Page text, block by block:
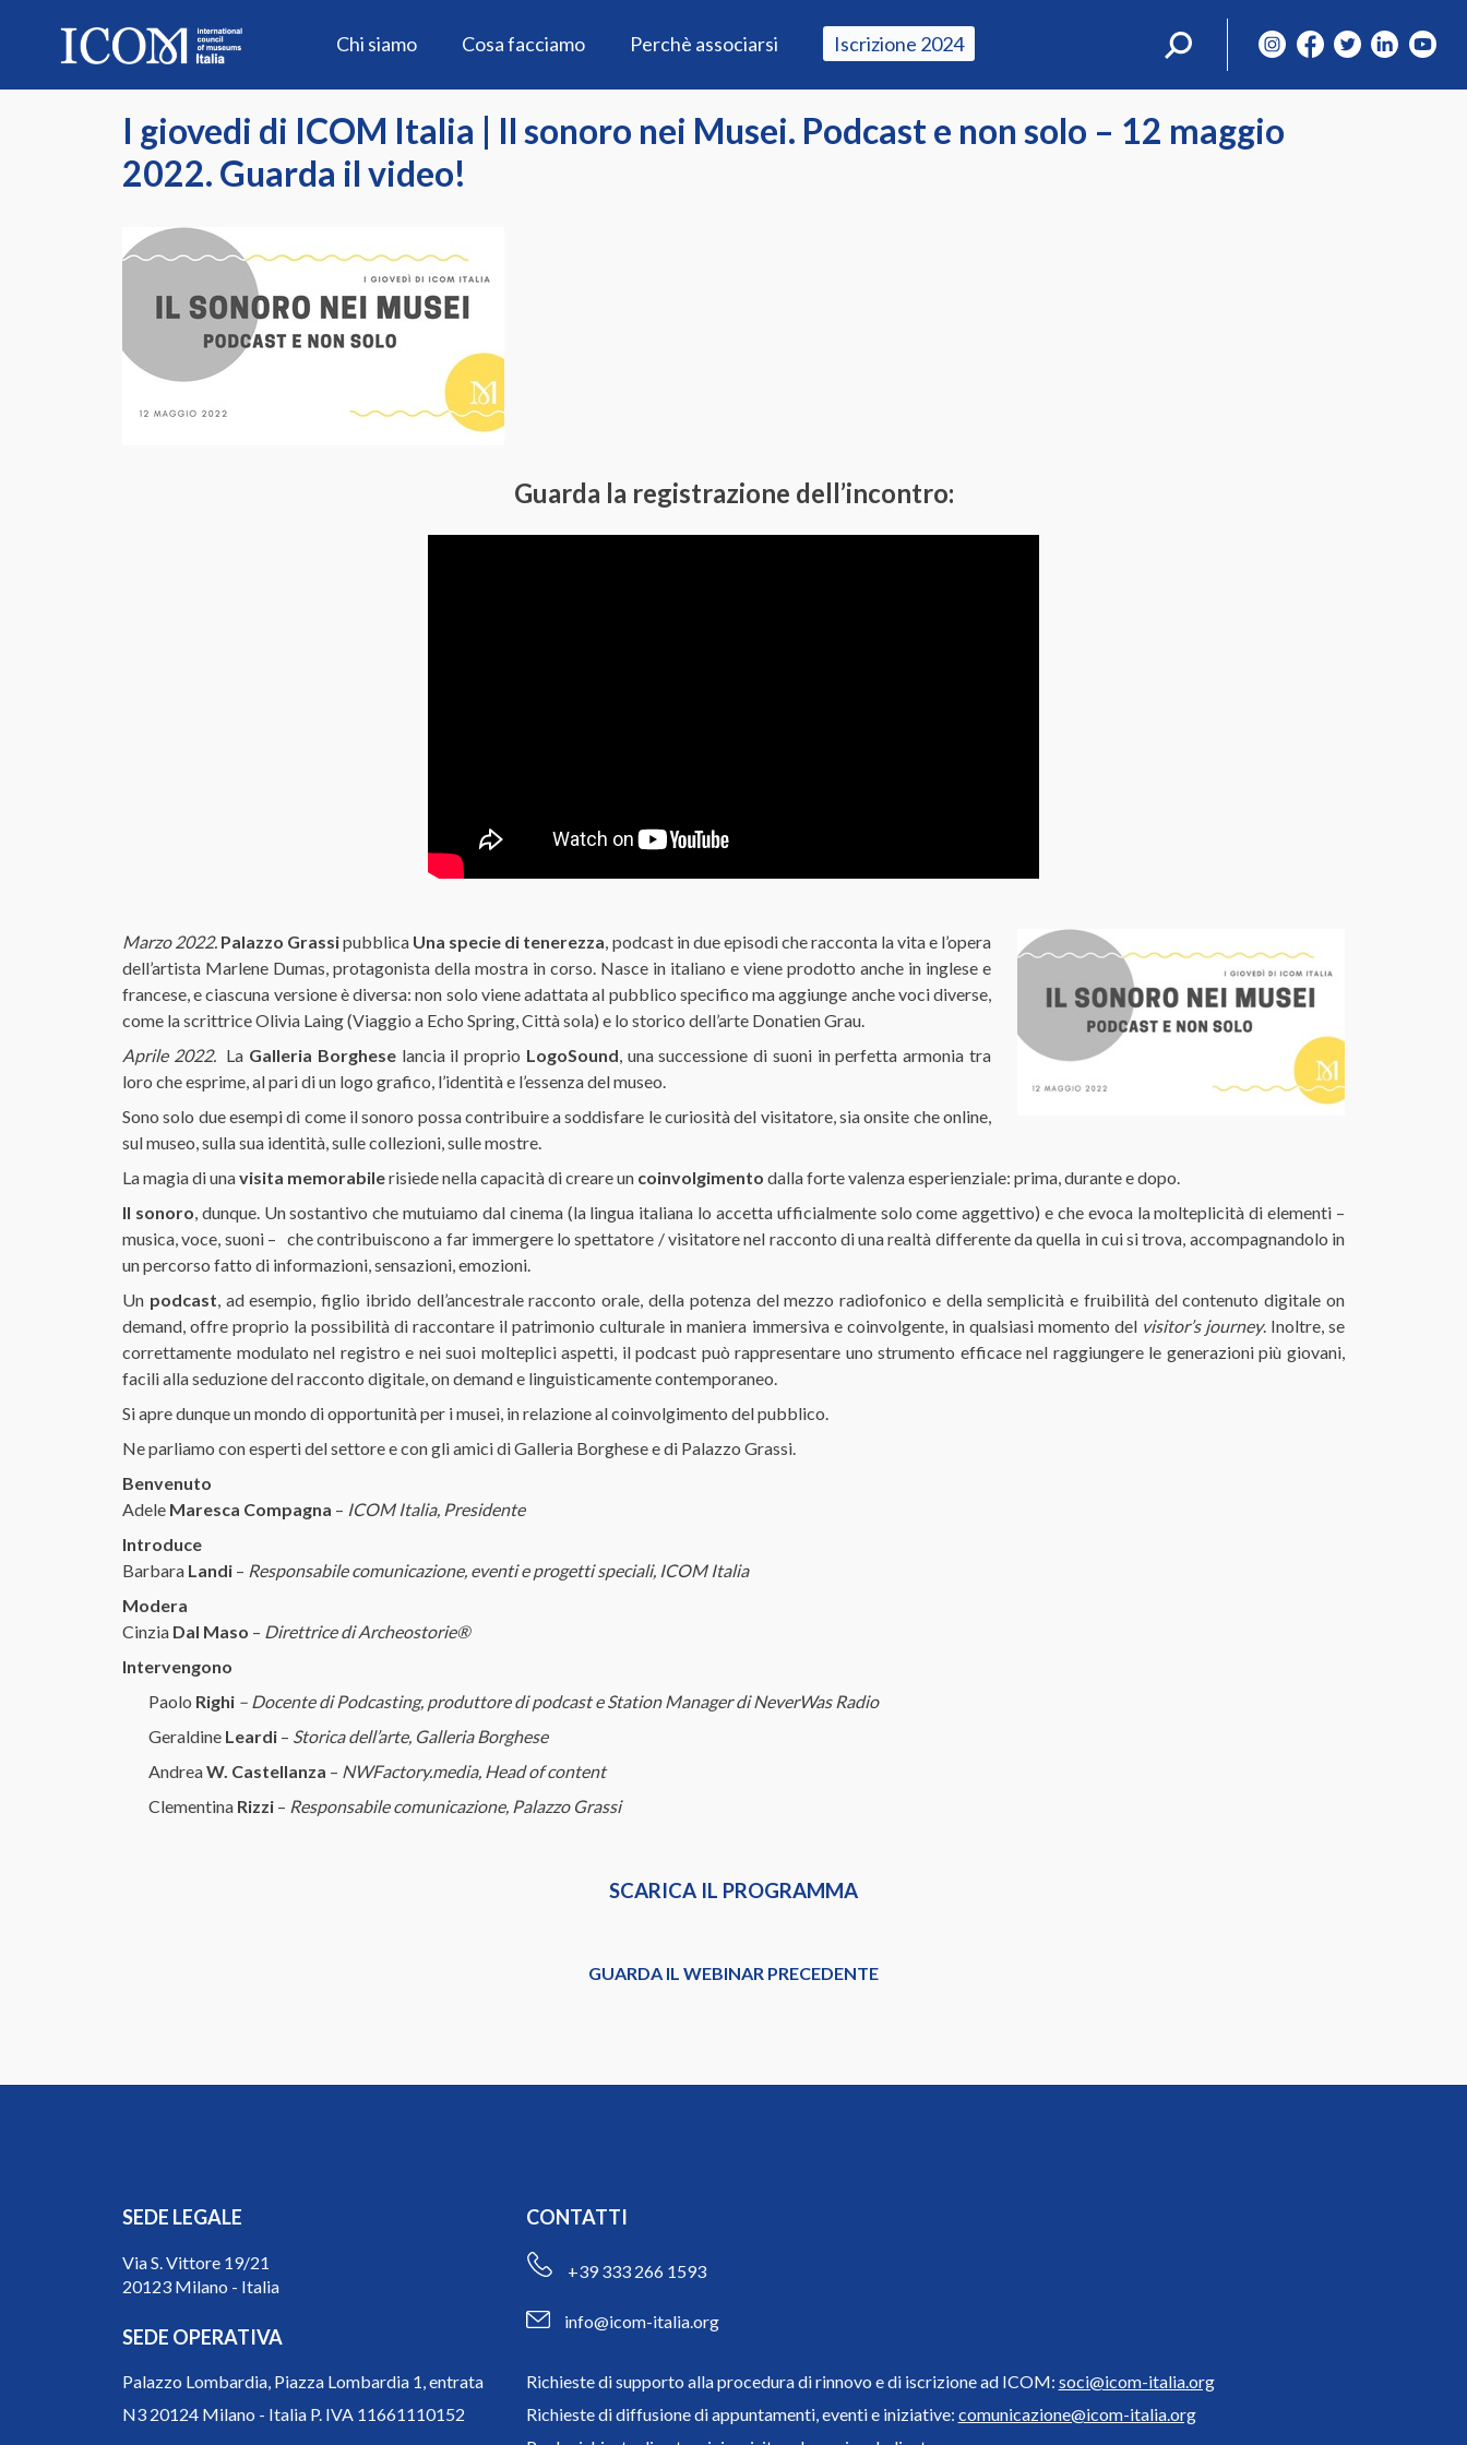
Chi siamo Cosa facciamo Perchè associarsi Iscrizione 2024
Ricerca
I giovedi di ICOM Italia | Il sonoro nei Musei. Podcast e non solo – 12 maggio
2022. Guarda il video!
Guarda la registrazione dell’incontro:
Marzo 2022. Palazzo Grassipubblica Una specie di tenerezza, podcast in due episodi che racconta la vita e l’opera
dell’artista Marlene Dumas, protagonista della mostra in corso. Nasce in italiano e viene prodotto anche in inglese e
francese, e ciascuna versione è diversa: non solo viene adattata al pubblico specifico ma aggiunge anche voci diverse,
come la scrittrice Olivia Laing (Viaggio a Echo Spring, Città sola) e lo storico dell’arte Donatien Grau.
Aprile 2022. La Galleria Borgheselancia il proprio LogoSound, una successione di suoni in perfetta armonia tra
loro che esprime, al pari di un logo grafico, l’identità e l’essenza del museo.
Sono solo due esempi di come il sonoro possa contribuire a soddisfare le curiosità del visitatore, sia onsite che online,
sul museo, sulla sua identità, sulle collezioni, sulle mostre.
La magia di unavisita memorabilerisiede nella capacità di creare un coinvolgimento dalla forte valenza esperienziale: prima, durante e dopo.
Il sonoro, dunque. Un sostantivo che mutuiamo dal cinema (la lingua italiana lo accetta ufficialmente solo come aggettivo) e che evoca la molteplicità di elementi –
musica, voce, suoni – che contribuiscono a far immergere lo spettatore / visitatore nel racconto di una realtà differente da quella in cui si trova, accompagnandolo in
un percorso fatto di informazioni, sensazioni, emozioni.
Un podcast, ad esempio, figlio ibrido dell’ancestrale racconto orale, della potenza del mezzo radiofonico e della semplicità e fruibilità del contenuto digitale on
demand, offre proprio la possibilità di raccontare il patrimonio culturale in maniera immersiva e coinvolgente, in qualsiasi momento del visitor’s journey. Inoltre, se
correttamente modulato nel registro e nei suoi molteplici aspetti, il podcast può rappresentare uno strumento efficace nel raggiungere le generazioni più giovani,
facili alla seduzione del racconto digitale, on demand e linguisticamente contemporaneo.
Si apre dunque un mondo di opportunità per i musei, in relazione al coinvolgimento del pubblico.
Ne parliamo con esperti del settore e con gli amici di Galleria Borghese e di Palazzo Grassi.
Benvenuto
Adele Maresca Compagna – ICOM Italia, Presidente
Introduce
Barbara Landi – Responsabile comunicazione, eventi e progetti speciali, ICOM Italia
Modera
Cinzia Dal Maso – Direttrice di Archeostorie®
Intervengono
Paolo Righi – Docente di Podcasting, produttore di podcast e Station Manager di NeverWas Radio
Geraldine Leardi – Storica dell’arte, Galleria Borghese
AndreaW. Castellanza – NWFactory.media, Head of content
Clementina Rizzi – Responsabile comunicazione, Palazzo Grassi
SCARICA IL PROGRAMMA
GUARDA IL WEBINAR PRECEDENTE
SEDE LEGALE
Via S. Vittore 19/21
20123 Milano - Italia
SEDE OPERATIVA
CONTATTI
+39 333 266 1593
info@icom-italia.org
Palazzo Lombardia, Piazza Lombardia 1, entrata
N3 20124 Milano - Italia P. IVA 11661110152
Richieste di supporto alla procedura di rinnovo e di iscrizione ad ICOM: soci@icom-italia.org
Richieste di diffusione di appuntamenti, eventi e iniziative: comunicazione@icom-italia.org